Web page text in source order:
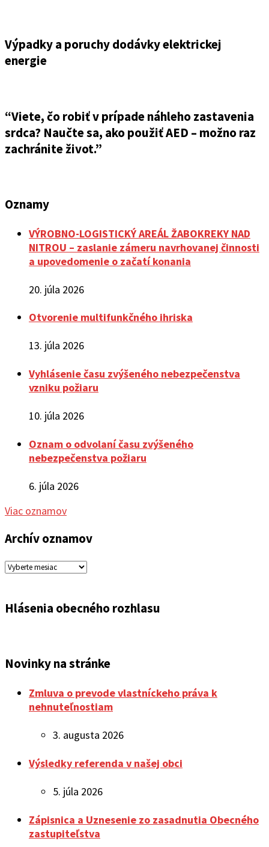
Výpadky a poruchy dodávky elektrickej
energie
“Viete, čo robiť v prípade náhleho zastavenia
srdca? Naučte sa, ako použiť AED – možno raz
zachránite život.”
Oznamy
VÝROBNO-LOGISTICKÝ AREÁL ŽABOKREKY NAD
NITROU – zaslanie zámeru navrhovanej činnosti
a upovedomenie o začatí konania
20. júla 2026
Otvorenie multifunkčného ihriska
13. júla 2026
Vyhlásenie času zvýšeného nebezpečenstva
vzniku požiaru
10. júla 2026
Oznam o odvolaní času zvýšeného
nebezpečenstva požiaru
6. júla 2026
Viac oznamov
Archív oznamov
Archív
Hlásenia obecného rozhlasu
Novinky na stránke
Zmluva o prevode vlastníckeho práva k
nehnuteľnostiam
3. augusta 2026
Výsledky referenda v našej obci
5. júla 2026
Zápisnica a Uznesenie zo zasadnutia Obecného
zastupiteľstva